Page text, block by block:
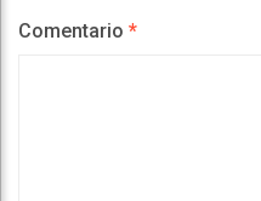
Comentario *